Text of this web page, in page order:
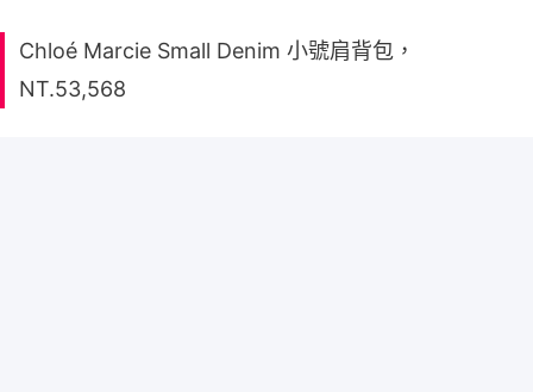
Chloé Marcie Small Denim 小號肩背包，
NT.53,568